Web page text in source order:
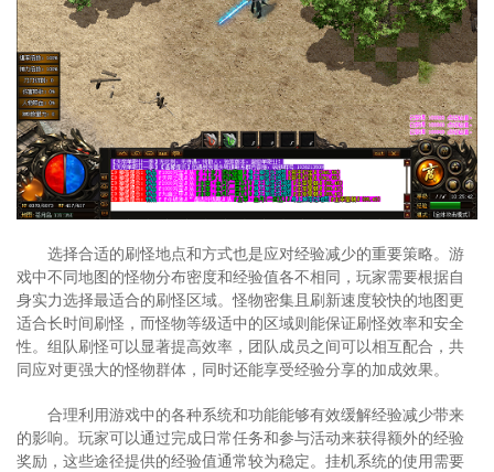
选择合适的刷怪地点和方式也是应对经验减少的重要策略。游
戏中不同地图的怪物分布密度和经验值各不相同，玩家需要根据自
身实力选择最适合的刷怪区域。怪物密集且刷新速度较快的地图更
适合长时间刷怪，而怪物等级适中的区域则能保证刷怪效率和安全
性。组队刷怪可以显著提高效率，团队成员之间可以相互配合，共
同应对更强大的怪物群体，同时还能享受经验分享的加成效果。
合理利用游戏中的各种系统和功能能够有效缓解经验减少带来
的影响。玩家可以通过完成日常任务和参与活动来获得额外的经验
奖励，这些途径提供的经验值通常较为稳定。挂机系统的使用需要